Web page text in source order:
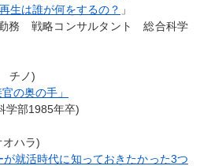
生は誰が何をするの？ 」
務 戦略コンサルタント 総合科学
チノ)
の奥の手」
部1985年卒)
ハラ)
が就活時代に知っておきたかった3つ